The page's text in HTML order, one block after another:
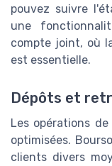
pouvez suivre
une
compte joint, où
est essentielle.
Dépôts et
Les opérations
optimisées.
clients divers